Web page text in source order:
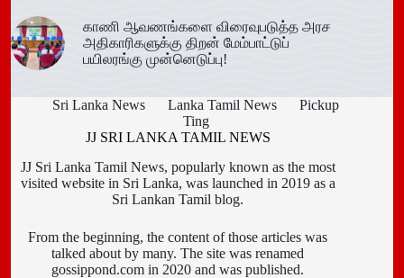
காணி ஆவணங்களை விரைவுபடுத்த அரச
அதிகாரிகளுக்கு திறன் மேம்பாட்டுப்
பயிலரங்கு முன்னெடுப்பு!
Sri Lanka News Lanka Tamil News
Pickup
Ting
JJ SRI LANKA TAMIL NEWS
JJ Sri Lanka Tamil News, popularly known as the most
visited website in Sri Lanka, was launched in 2019 as a
Sri Lankan Tamil blog.
From the beginning, the content of those articles was
talked about by many. The site was renamed
gossippond.com in 2020 and was published.